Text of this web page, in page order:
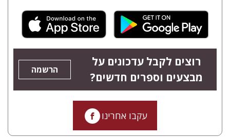
רוצים לקבל עדכונים על
מבצעים וספרים חדשים?
הרשמה
עקבו אחרינו